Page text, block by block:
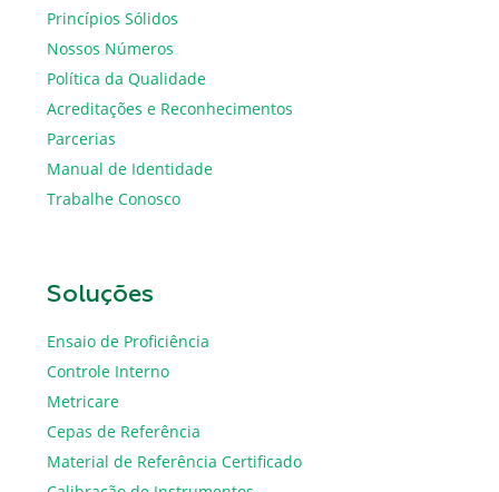
Princípios Sólidos
Nossos Números
Política da Qualidade
Acreditações e Reconhecimentos
Parcerias
Manual de Identidade
Trabalhe Conosco
Soluções
Ensaio de Proficiência
Controle Interno
Metricare
Cepas de Referência
Material de Referência Certificado